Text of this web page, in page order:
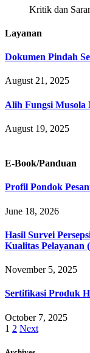
Kritik dan
Layanan
Dokumen Pindah
August 21, 2025
Alih Fungsi Musola
August 19, 2025
E-Book/Panduan
Profil Pondok
June 18, 2026
Hasil Survei
Kualitas Pelayanan
November 5, 2025
Sertifikasi Produk
October 7, 2025
1 2 Next